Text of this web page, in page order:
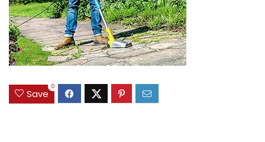
Save
0